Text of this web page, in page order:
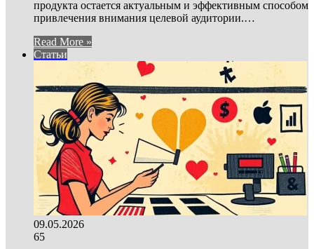
продукта остается актуальным и эффективным способом
привлечения внимания целевой аудитории.…
Read More »
Статьи
09.05.2026
65